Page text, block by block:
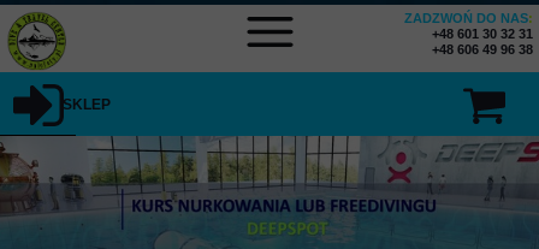
SKLEP
ZADZWOŃ DO NAS:
+48 601 30 32 31
+48 606 49 96 38